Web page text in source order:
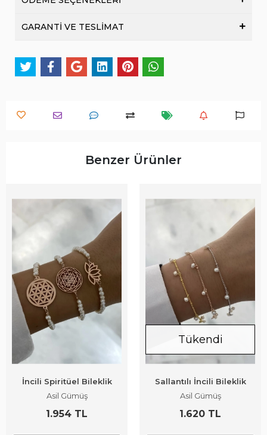
GARANTİ VE TESLİMAT
Benzer Ürünler
İncili Spiritüel Bileklik
Asil Gümüş
1.954 TL
Tükendi
Sallantılı İncili Bileklik
Asil Gümüş
1.620 TL